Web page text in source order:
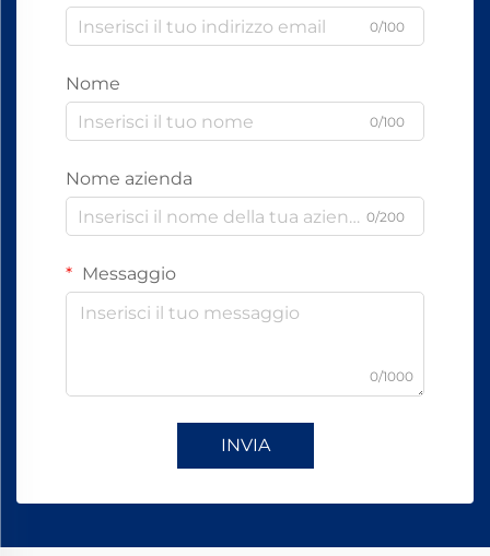
0/100
Nome
0/100
Nome azienda
0/200
Messaggio
0/1000
INVIA